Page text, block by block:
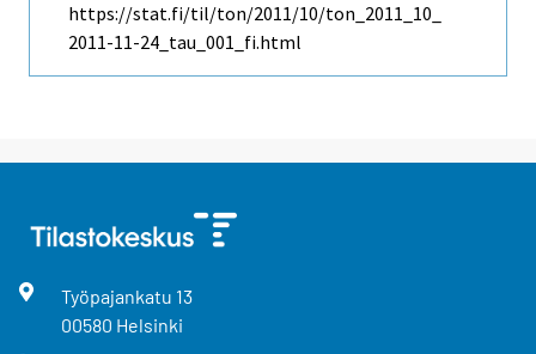
https://stat.fi/til/ton/2011/10/ton_2011_10_
2011-11-24_tau_001_fi.html
Työpajankatu 13
00580 Helsinki